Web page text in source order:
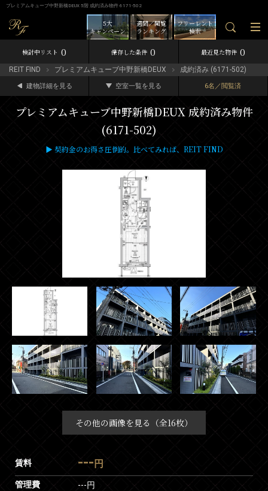
プレミアムキューブ中野新橋DEUX 5階 成約済み物件 6171-502
フリーレント
検索
週間／閲覧
ランキング
5大
キャンペーン
検討中リスト 0 保存した条件 0 最近見た物件 0
REIT FIND プレミアムキューブ中野新橋DEUX 成約済み (6171-502)
建物詳細を見る 空室一覧を見る 6名／閲覧済
プレミアムキューブ中野新橋DEUX 成約済み物件
(6171-502)
▶ 契約金のお得さ圧倒的。比べてみれば、REIT FIND
その他の画像を見る（全16枚）
賃料 --- 円
管理費 ---円